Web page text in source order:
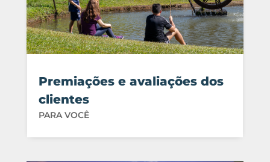
Premiações e avaliações dos
clientes
PARA VOCÊ